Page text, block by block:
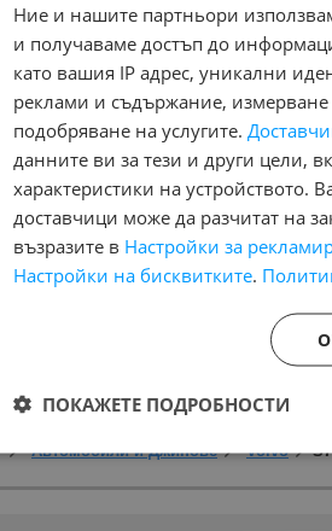
Вашето търсене на:
и Джипове ; Състояние:
НА ТЪРСЕНЕТО
Volvo S70
Автомобили и Джипове Volvo
Ние и нашите партньори
и получаваме достъп до
като вашия IP адрес, уникални
реклами и съдържание,
подобряване на услугите.
данните ви за тези и други цели,
характеристики на устройството.
доставчици може да разчитат на
възразите в Настройки за
Настройки на бисквитките.
ПОКАЖЕТЕ ПОДРОБНОСТИ